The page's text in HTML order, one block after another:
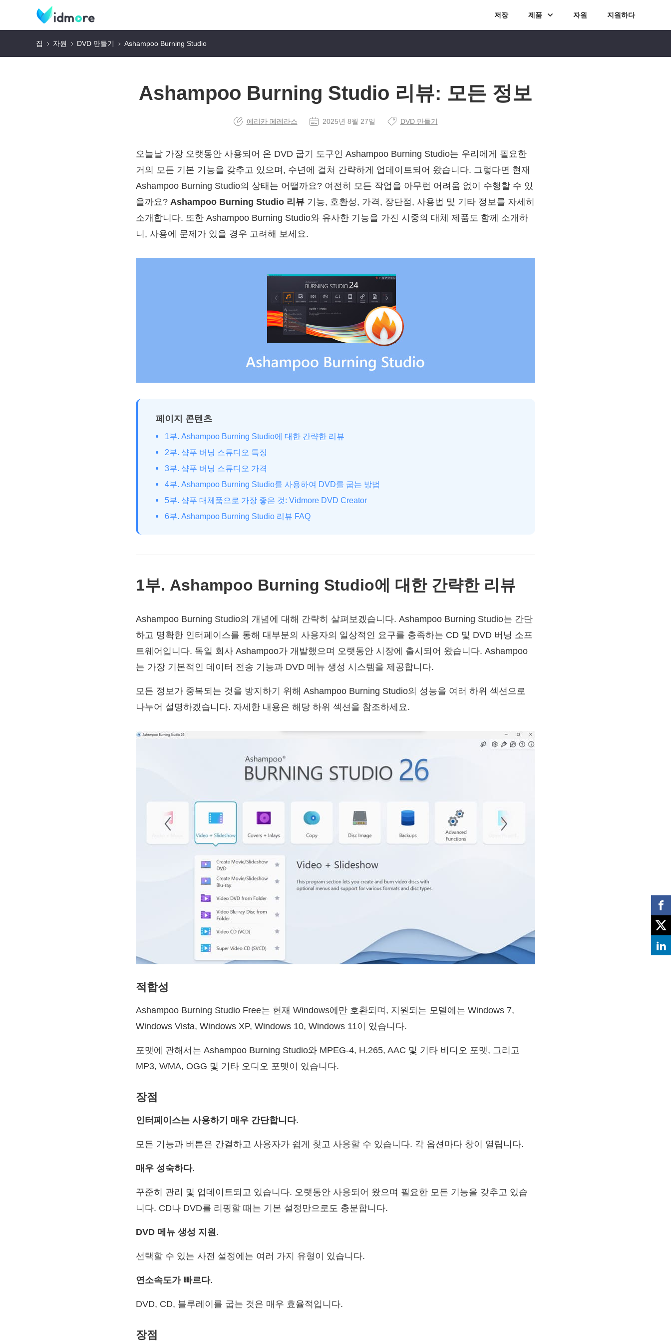
저장 제품 자원 지원하다
집 자원 DVD 만들기 Ashampoo Burning Studio
Ashampoo Burning Studio 리뷰: 모든 정보
에리카 페레라스 2025년 8월 27일 DVD 만들기
오늘날 가장 오랫동안 사용되어 온 DVD 굽기 도구인 Ashampoo Burning Studio는 우리에게 필요한
거의 모든 기본 기능을 갖추고 있으며, 수년에 걸쳐 간략하게 업데이트되어 왔습니다. 그렇다면 현재
Ashampoo Burning Studio의 상태는 어떨까요? 여전히 모든 작업을 아무런 어려움 없이 수행할 수 있
을까요? Ashampoo Burning Studio 리뷰 기능, 호환성, 가격, 장단점, 사용법 및 기타 정보를 자세히
소개합니다. 또한 Ashampoo Burning Studio와 유사한 기능을 가진 시중의 대체 제품도 함께 소개하
니, 사용에 문제가 있을 경우 고려해 보세요.
페이지 콘텐츠
1부. Ashampoo Burning Studio에 대한 간략한 리뷰
2부. 샴푸 버닝 스튜디오 특징
3부. 샴푸 버닝 스튜디오 가격
4부. Ashampoo Burning Studio를 사용하여 DVD를 굽는 방법
5부. 샴푸 대체품으로 가장 좋은 것: Vidmore DVD Creator
6부. Ashampoo Burning Studio 리뷰 FAQ
1부. Ashampoo Burning Studio에 대한 간략한 리뷰
Ashampoo Burning Studio의 개념에 대해 간략히 살펴보겠습니다. Ashampoo Burning Studio는 간단
하고 명확한 인터페이스를 통해 대부분의 사용자의 일상적인 요구를 충족하는 CD 및 DVD 버닝 소프
트웨어입니다. 독일 회사 Ashampoo가 개발했으며 오랫동안 시장에 출시되어 왔습니다. Ashampoo
는 가장 기본적인 데이터 전송 기능과 DVD 메뉴 생성 시스템을 제공합니다.
모든 정보가 중복되는 것을 방지하기 위해 Ashampoo Burning Studio의 성능을 여러 하위 섹션으로
나누어 설명하겠습니다. 자세한 내용은 해당 하위 섹션을 참조하세요.
적합성
Ashampoo Burning Studio Free는 현재 Windows에만 호환되며, 지원되는 모델에는 Windows 7,
Windows Vista, Windows XP, Windows 10, Windows 11이 있습니다.
포맷에 관해서는 Ashampoo Burning Studio와 MPEG-4, H.265, AAC 및 기타 비디오 포맷, 그리고
MP3, WMA, OGG 및 기타 오디오 포맷이 있습니다.
장점
인터페이스는 사용하기 매우 간단합니다.
모든 기능과 버튼은 간결하고 사용자가 쉽게 찾고 사용할 수 있습니다. 각 옵션마다 창이 열립니다.
매우 성숙하다.
꾸준히 관리 및 업데이트되고 있습니다. 오랫동안 사용되어 왔으며 필요한 모든 기능을 갖추고 있습
니다. CD나 DVD를 리핑할 때는 기본 설정만으로도 충분합니다.
DVD 메뉴 생성 지원.
선택할 수 있는 사전 설정에는 여러 가지 유형이 있습니다.
연소속도가 빠르다.
DVD, CD, 블루레이를 굽는 것은 매우 효율적입니다.
장점